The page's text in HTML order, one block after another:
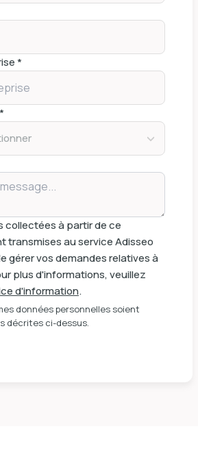
*
collectées à partir de ce
transmises au service Adisseo
gérer vos demandes relatives à
plus d'informations, veuillez
d'information.
données personnelles soient
décrites ci-dessus.